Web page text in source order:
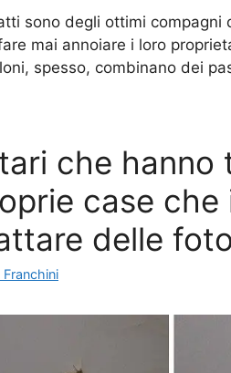
sono degli ottimi compagni
mai annoiare i loro
spesso, combinano dei
che hanno
case che
delle
Franchini